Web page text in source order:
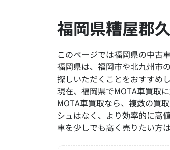
福岡県糟屋郡
このページでは福岡県の中古
福岡県は、福岡市や北九州市
探しいただくことをおすすめし
現在、福岡県でMOTA車買取
MOTA車買取なら、複数の買
シュはなく、より効率的に高
車を少しでも高く売りたい方